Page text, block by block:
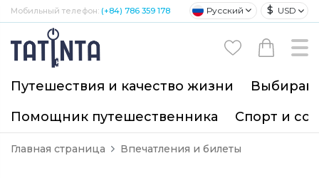
Мобильный телефон: (+84) 786 359 178 Русский $ USD
Путешествия и качество жизни
Помощник путешественника
Спорт и
Главная страница Впечатления и билеты